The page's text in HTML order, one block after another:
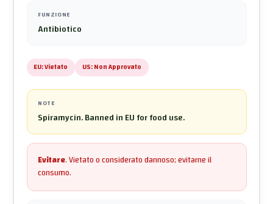
FUNZIONE
Antibiotico
EU:Vietato US:Non Approvato
NOTE
Spiramycin. Banned in EU for food use.
Evitare.Vietato o considerato dannoso; evitarne il
consumo.